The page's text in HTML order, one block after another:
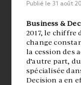
Publié le 31 août
Business &
2017, le chiffre
change
la cession des
d’autre part,
spécialisée
Decision a en